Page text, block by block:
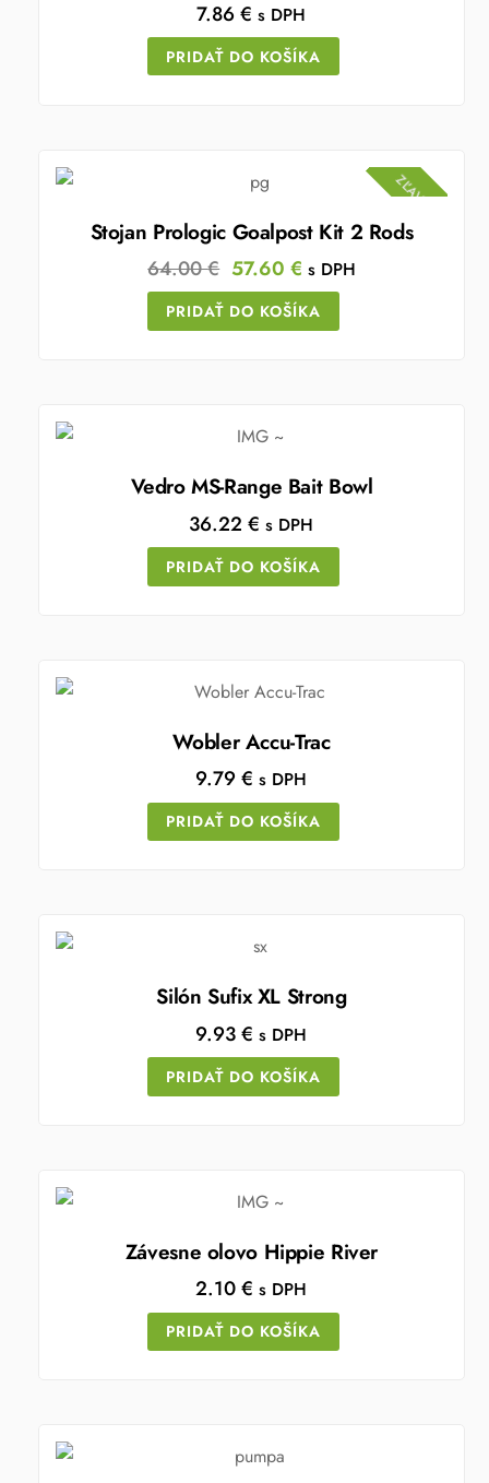
7.86€ s DPH
PRIDAŤ DO KOŠÍKA
ZĽAVA!
Stojan Prologic Goalpost Kit 2 Rods
64.00€ Original
price
was:
57.60 €Current
price
is:
s DPH
PRIDAŤ DO KOŠÍKA
Vedro MS-Range Bait Bowl
36.22€ s DPH
PRIDAŤ DO KOŠÍKA
Wobler Accu-Trac
9.79€ s DPH
PRIDAŤ DO KOŠÍKA
Silón Sufix XL Strong
9.93€ s DPH
PRIDAŤ DO KOŠÍKA
Závesne olovo Hippie River
2.10€ s DPH
PRIDAŤ DO KOŠÍKA